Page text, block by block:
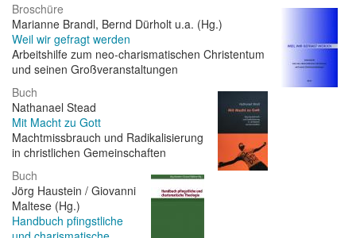
Broschüre
Marianne Brandl, Bernd Dürholt u.a. (Hg.)
Weil wir gefragt werden
Arbeitshilfe zum neo-charismatischen Christentum
und seinen Großveranstaltungen
Buch
Nathanael Stead
Mit Macht zu Gott
Machtmissbrauch und Radikalisierung
in christlichen Gemeinschaften
Buch
Jörg Haustein / Giovanni
Maltese (Hg.)
Handbuch pfingstliche